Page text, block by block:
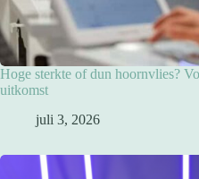
Hoge sterkte of dun hoornvlies?
uitkomst
juli 3, 2026